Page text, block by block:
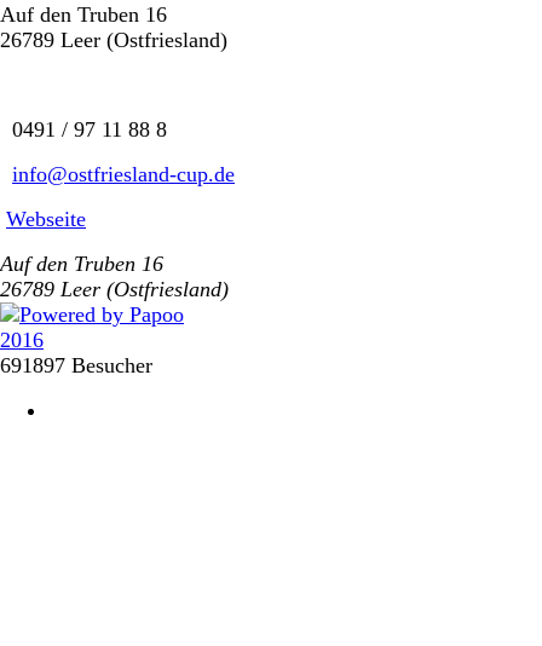
Auf den Truben 16
26789 Leer (Ostfriesland)
0491 / 97 11 88 8
info@ostfriesland-cup.de
Webseite
Auf den Truben 16
26789 Leer (Ostfriesland)
691897 Besucher